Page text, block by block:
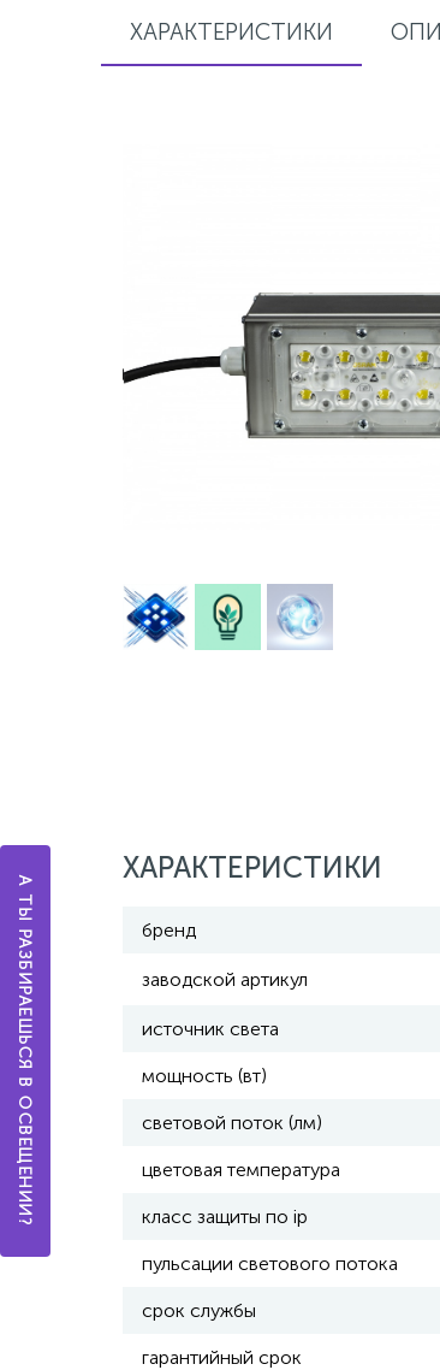
ХАРАКТЕРИСТИКИ
ХАРАКТЕРИСТИКИ
бренд
заводской артикул
источник света
мощность (вт)
световой поток (лм)
цветовая температура
класс защиты по ip
пульсации светового потока
срок службы
гарантийный срок
А ТЫ РАЗБИРАЕШЬСЯ В ОСВЕЩЕНИИ?